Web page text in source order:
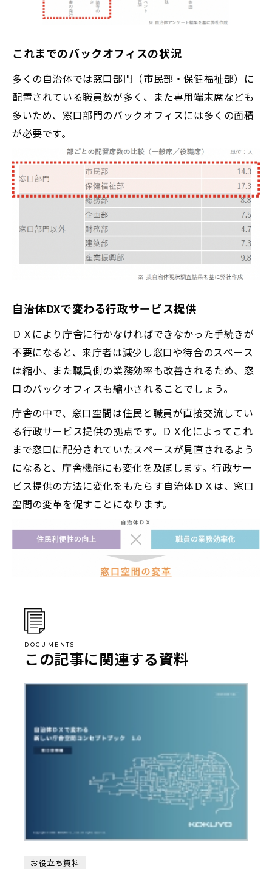
これまでのバックオフィスの状況
多くの自治体では窓口部門（市民部・保健福祉部）に
配置されている職員数が多く、また専用端末席なども
多いため、窓口部門のバックオフィスには多くの面積
が必要です。
自治体DXで変わる行政サービス提供
ＤＸにより庁舎に行かなければできなかった手続きが
不要になると、来庁者は減少し窓口や待合のスペース
は縮小、また職員側の業務効率も改善されるため、窓
口のバックオフィスも縮小されることでしょう。
庁舎の中で、窓口空間は住民と職員が直接交流してい
る行政サービス提供の拠点です。ＤＸ化によってこれ
まで窓口に配分されていたスペースが見直されるよう
になると、庁舎機能にも変化を及ぼします。行政サー
ビス提供の方法に変化をもたらす自治体ＤＸは、窓口
空間の変革を促すことになります。
この記事に関連する資料
お役立ち資料